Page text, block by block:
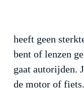
heeft geen
bent of lenzen
gaat autorijden.
de motor of fiets.